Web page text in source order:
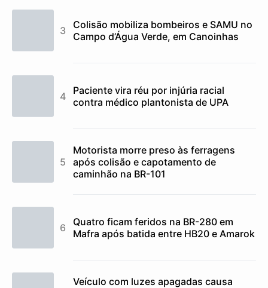
Colisão mobiliza bombeiros e SAMU no
Campo d’Água Verde, em Canoinhas
Paciente vira réu por injúria racial
contra médico plantonista de UPA
Motorista morre preso às ferragens
após colisão e capotamento de
caminhão na BR-101
Quatro ficam feridos na BR-280 em
Mafra após batida entre HB20 e Amarok
Veículo com luzes apagadas causa